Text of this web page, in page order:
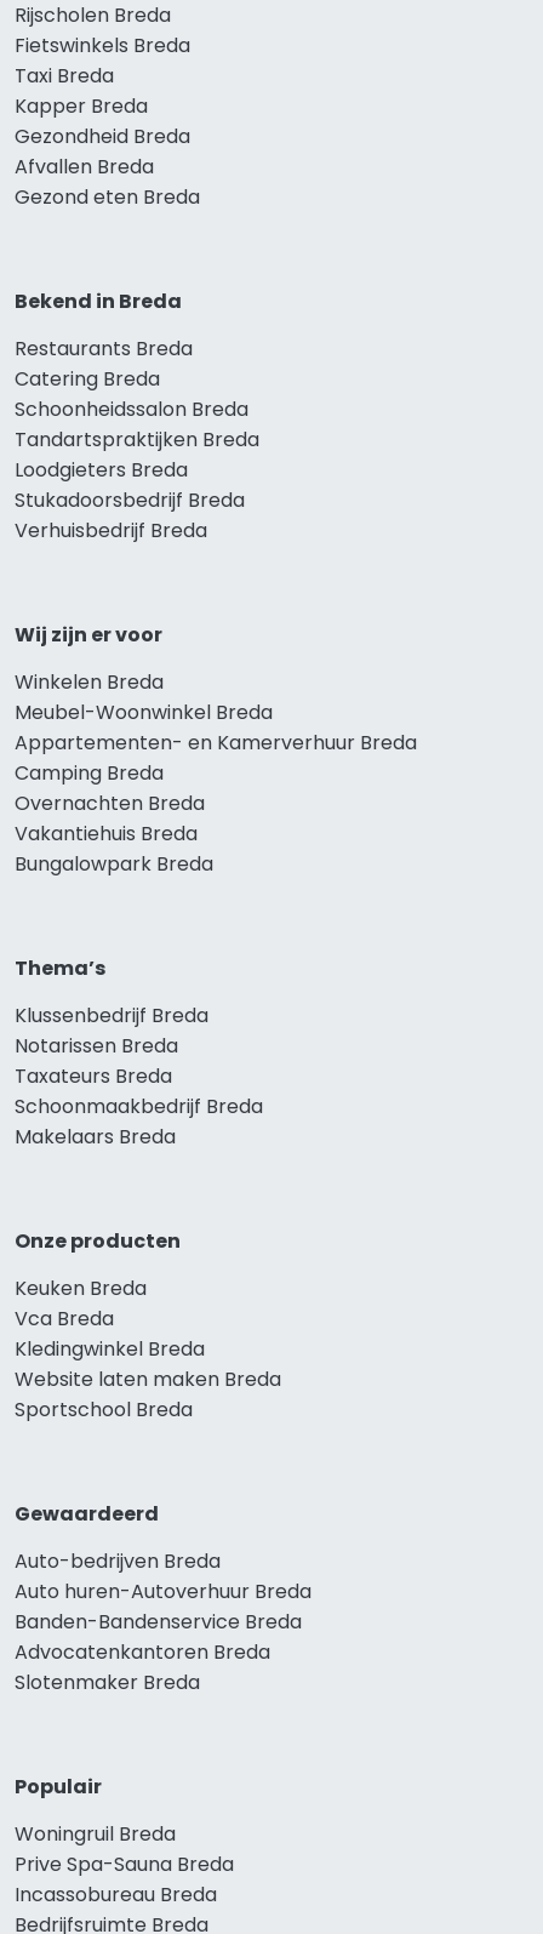
Rijscholen Breda
Fietswinkels Breda
Taxi Breda
Kapper Breda
Gezondheid Breda
Afvallen Breda
Gezond eten Breda
Bekend in Breda
Restaurants Breda
Catering Breda
Schoonheidssalon Breda
Tandartspraktijken Breda
Loodgieters Breda
Stukadoorsbedrijf Breda
Verhuisbedrijf Breda
Wij zijn er voor
Winkelen Breda
Meubel-Woonwinkel Breda
Appartementen- en Kamerverhuur Breda
Camping Breda
Overnachten Breda
Vakantiehuis Breda
Bungalowpark Breda
Thema’s
Klussenbedrijf Breda
Notarissen Breda
Taxateurs Breda
Schoonmaakbedrijf Breda
Makelaars Breda
Onze producten
Keuken Breda
Vca Breda
Kledingwinkel Breda
Website laten maken Breda
Sportschool Breda
Gewaardeerd
Auto-bedrijven Breda
Auto huren-Autoverhuur Breda
Banden-Bandenservice Breda
Advocatenkantoren Breda
Slotenmaker Breda
Populair
Woningruil Breda
Prive Spa-Sauna Breda
Incassobureau Breda
Bedrijfsruimte Breda